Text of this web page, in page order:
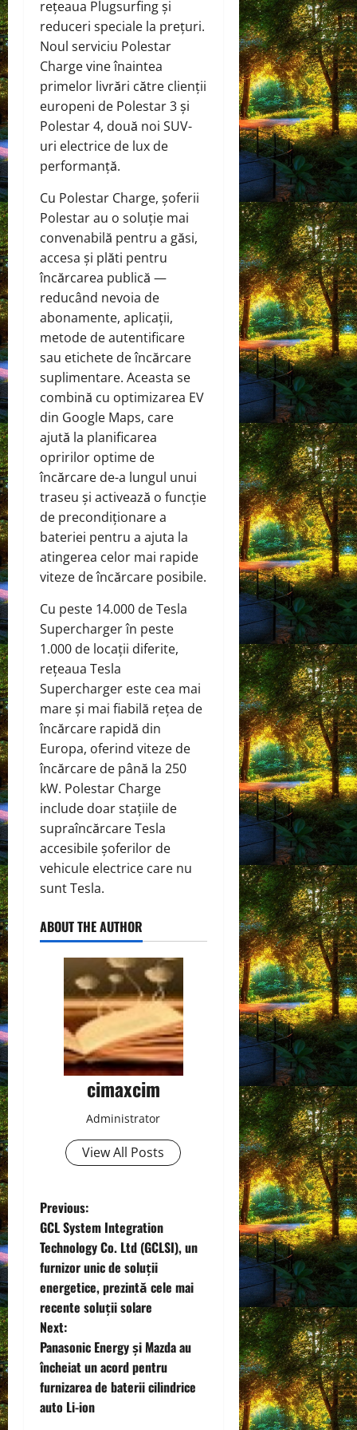
rețeaua Plugsurfing și
reduceri speciale la prețuri.
Noul serviciu Polestar
Charge vine înaintea
primelor livrări către clienții
europeni de Polestar 3 și
Polestar 4, două noi SUV-
uri electrice de lux de
performanță.
Cu Polestar Charge, șoferii
Polestar au o soluție mai
convenabilă pentru a găsi,
accesa și plăti pentru
încărcarea publică —
reducând nevoia de
abonamente, aplicații,
metode de autentificare
sau etichete de încărcare
suplimentare. Aceasta se
combină cu optimizarea EV
din Google Maps, care
ajută la planificarea
opririlor optime de
încărcare de-a lungul unui
traseu și activează o funcție
de precondiționare a
bateriei pentru a ajuta la
atingerea celor mai rapide
viteze de încărcare posibile.
Cu peste 14.000 de Tesla
Supercharger în peste
1.000 de locații diferite,
rețeaua Tesla
Supercharger este cea mai
mare și mai fiabilă rețea de
încărcare rapidă din
Europa, oferind viteze de
încărcare de până la 250
kW. Polestar Charge
include doar stațiile de
supraîncărcare Tesla
accesibile șoferilor de
vehicule electrice care nu
sunt Tesla.
ABOUT THE AUTHOR
cimaxcim
Administrator
View All Posts
P
o
s
t
n
a
v
Previous:
GCL System Integration
Technology Co. Ltd (GCLSI), un
furnizor unic de soluții
energetice, prezintă cele mai
recente soluții solare
Next:
Panasonic Energy și Mazda au
încheiat un acord pentru
furnizarea de baterii cilindrice
auto Li-ion